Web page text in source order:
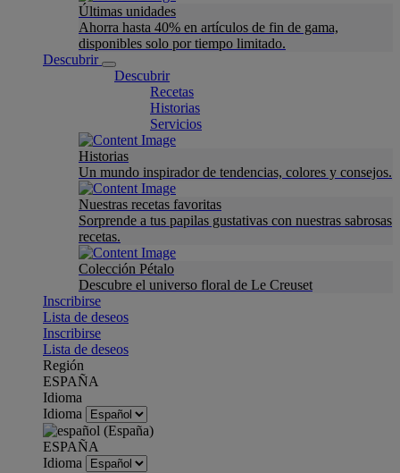
Últimas unidades
Ahorra hasta 40% en artículos de fin de gama,
disponibles solo por tiempo limitado.
Descubrir
Descubrir
Recetas
Historias
Servicios
Historias
Un mundo inspirador de tendencias, colores y consejos.
Nuestras recetas favoritas
Sorprende a tus papilas gustativas con nuestras sabrosas
recetas.
Colección Pétalo
Descubre el universo floral de Le Creuset
Inscribirse
Lista de deseos
Inscribirse
Lista de deseos
Región
ESPAÑA
Idioma
Idioma
ESPAÑA
Idioma